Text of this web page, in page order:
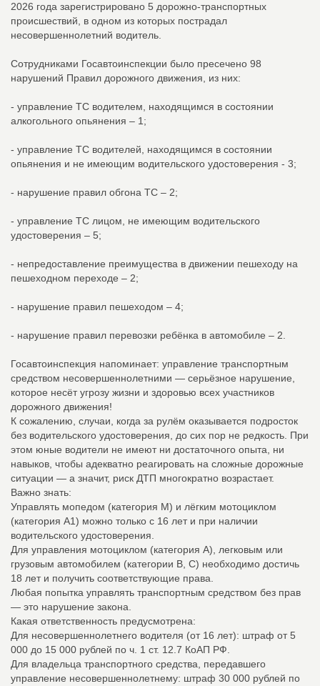
2026 года зарегистрировано 5 дорожно-транспортных
происшествий, в одном из которых пострадал
несовершеннолетний водитель.
Сотрудниками Госавтоинспекции было пресечено 98
нарушений Правил дорожного движения, из них:
- управление ТС водителем, находящимся в состоянии
алкогольного опьянения – 1;
- управление ТС водителей, находящимся в состоянии
опьянения и не имеющим водительского удостоверения - 3;
- нарушение правил обгона ТС – 2;
- управление ТС лицом, не имеющим водительского
удостоверения – 5;
- непредоставление преимущества в движении пешеходу на
пешеходном переходе – 2;
- нарушение правил пешеходом – 4;
- нарушение правил перевозки ребёнка в автомобиле – 2.
Госавтоинспекция напоминает: управление транспортным
средством несовершеннолетними — серьёзное нарушение,
которое несёт угрозу жизни и здоровью всех участников
дорожного движения!
К сожалению, случаи, когда за рулём оказывается подросток
без водительского удостоверения, до сих пор не редкость. При
этом юные водители не имеют ни достаточного опыта, ни
навыков, чтобы адекватно реагировать на сложные дорожные
ситуации — а значит, риск ДТП многократно возрастает.
Важно знать:
Управлять мопедом (категория М) и лёгким мотоциклом
(категория А1) можно только с 16 лет и при наличии
водительского удостоверения.
Для управления мотоциклом (категория А), легковым или
грузовым автомобилем (категории В, С) необходимо достичь
18 лет и получить соответствующие права.
Любая попытка управлять транспортным средством без прав
— это нарушение закона.
Какая ответственность предусмотрена:
Для несовершеннолетнего водителя (от 16 лет): штраф от 5
000 до 15 000 рублей по ч. 1 ст. 12.7 КоАП РФ.
Для владельца транспортного средства, передавшего
управление несовершеннолетнему: штраф 30 000 рублей по